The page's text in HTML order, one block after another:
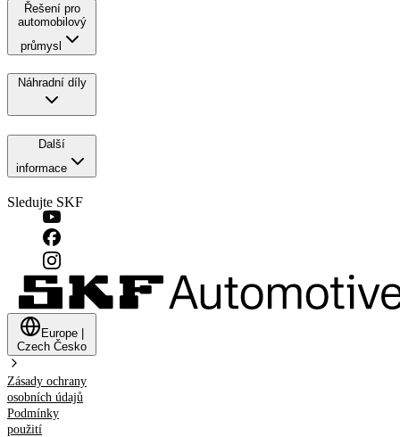
Řešení pro
automobilový
průmysl
Náhradní díly
Další
informace
Sledujte SKF
Europe
Czech Česko
Zásady ochrany
osobních údajů
Podmínky
použití